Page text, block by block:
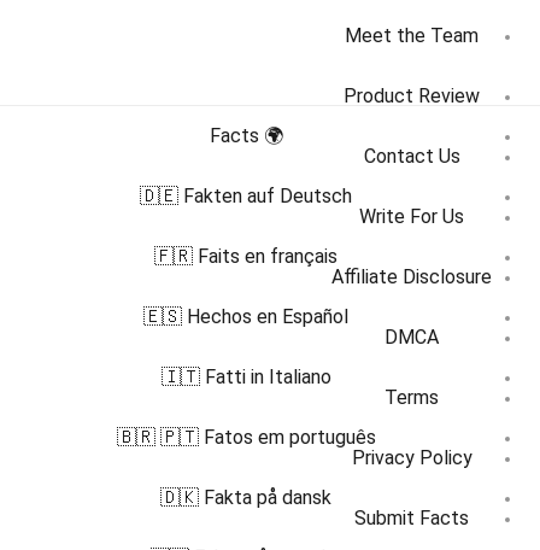
Meet the Team
Product Review
Contact Us
Write For Us
Affiliate Disclosure
DMCA
Terms
Privacy Policy
Submit Facts
🌍 Facts
🇩🇪 Fakten auf Deutsch
🇫🇷 Faits en français
🇪🇸 Hechos en Español
🇮🇹 Fatti in Italiano
🇧🇷 🇵🇹 Fatos em português
🇩🇰 Fakta på dansk